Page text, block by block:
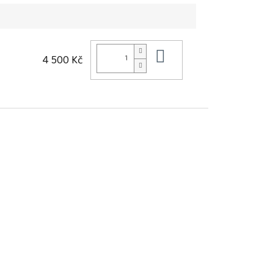
4 500 Kč